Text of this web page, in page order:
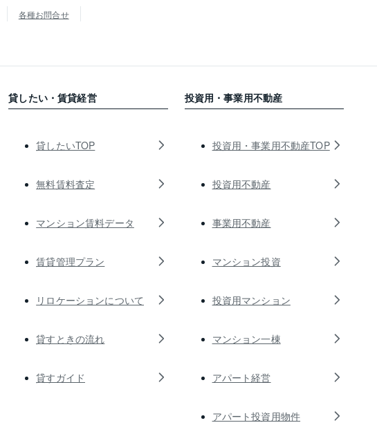
各種お問合せ
貸したい・賃貸経営
貸したいTOP
無料賃料査定
マンション賃料データ
賃貸管理プラン
リロケーションについて
貸すときの流れ
貸すガイド
投資用・事業用不動産
投資用・事業用不動産TOP
投資用不動産
事業用不動産
マンション投資
投資用マンション
マンション一棟
アパート経営
アパート投資用物件